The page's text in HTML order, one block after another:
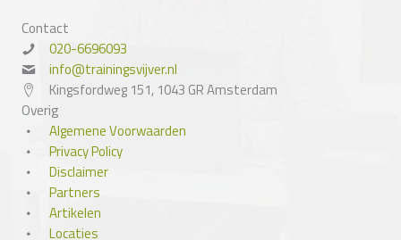
Contact
020-6696093
info@trainingsvijver.nl
Kingsfordweg 151, 1043 GR Amsterdam
Overig
Algemene Voorwaarden
Privacy Policy
Disclaimer
Partners
Artikelen
Locaties